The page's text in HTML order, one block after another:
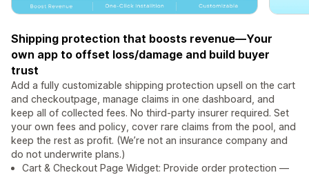
Shipping protection that boosts revenue—Your
own app to offset loss/damage and build buyer
trust
Add a fully customizable shipping protection upsell on the cart
and checkoutpage, manage claims in one dashboard, and
keep all of collected fees. No third-party insurer required. Set
your own fees and policy, cover rare claims from the pool, and
keep the rest as profit. (We’re not an insurance company and
do not underwrite plans.)
Cart & Checkout Page Widget: Provide order protection —